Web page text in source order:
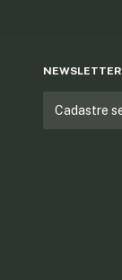
NEWSLETTER